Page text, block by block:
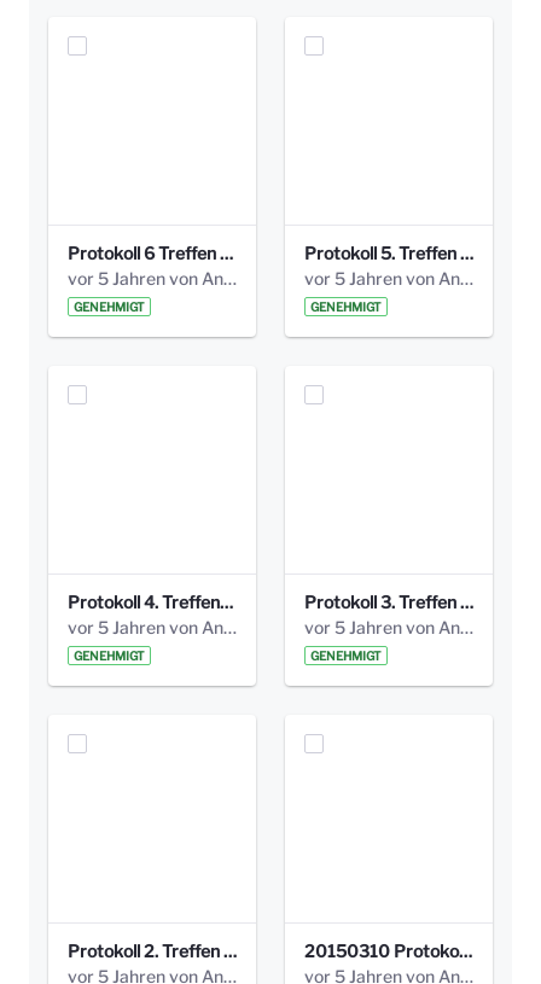
Protokoll 6 Treffen 20150205 AG Bismarckplatz.pdf
vor 5 Jahren von Anni Schlumberger
GENEHMIGT
Protokoll 5. Treffen 20141208 AG Bismarkplatz.pdf
vor 5 Jahren von Anni Schlumberger
GENEHMIGT
Protokoll 4. Treffen_20141113 AG Bismarckplatz.pdf
vor 5 Jahren von Anni Schlumberger
GENEHMIGT
Protokoll 3. Treffen 20141016 AG Bismarckplatz.pdf
vor 5 Jahren von Anni Schlumberger
GENEHMIGT
Protokoll 2. Treffen 20140315 AG Bismarckplatz.pdf
vor 5 Jahren von Anni Schlumberger
20150310 Protokoll Bismarckplatz_UrbanG_02.pdf
vor 5 Jahren von Anni Schlumberger